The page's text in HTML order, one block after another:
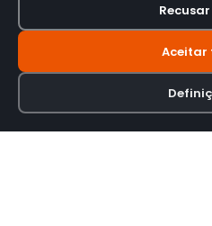
Aceitar